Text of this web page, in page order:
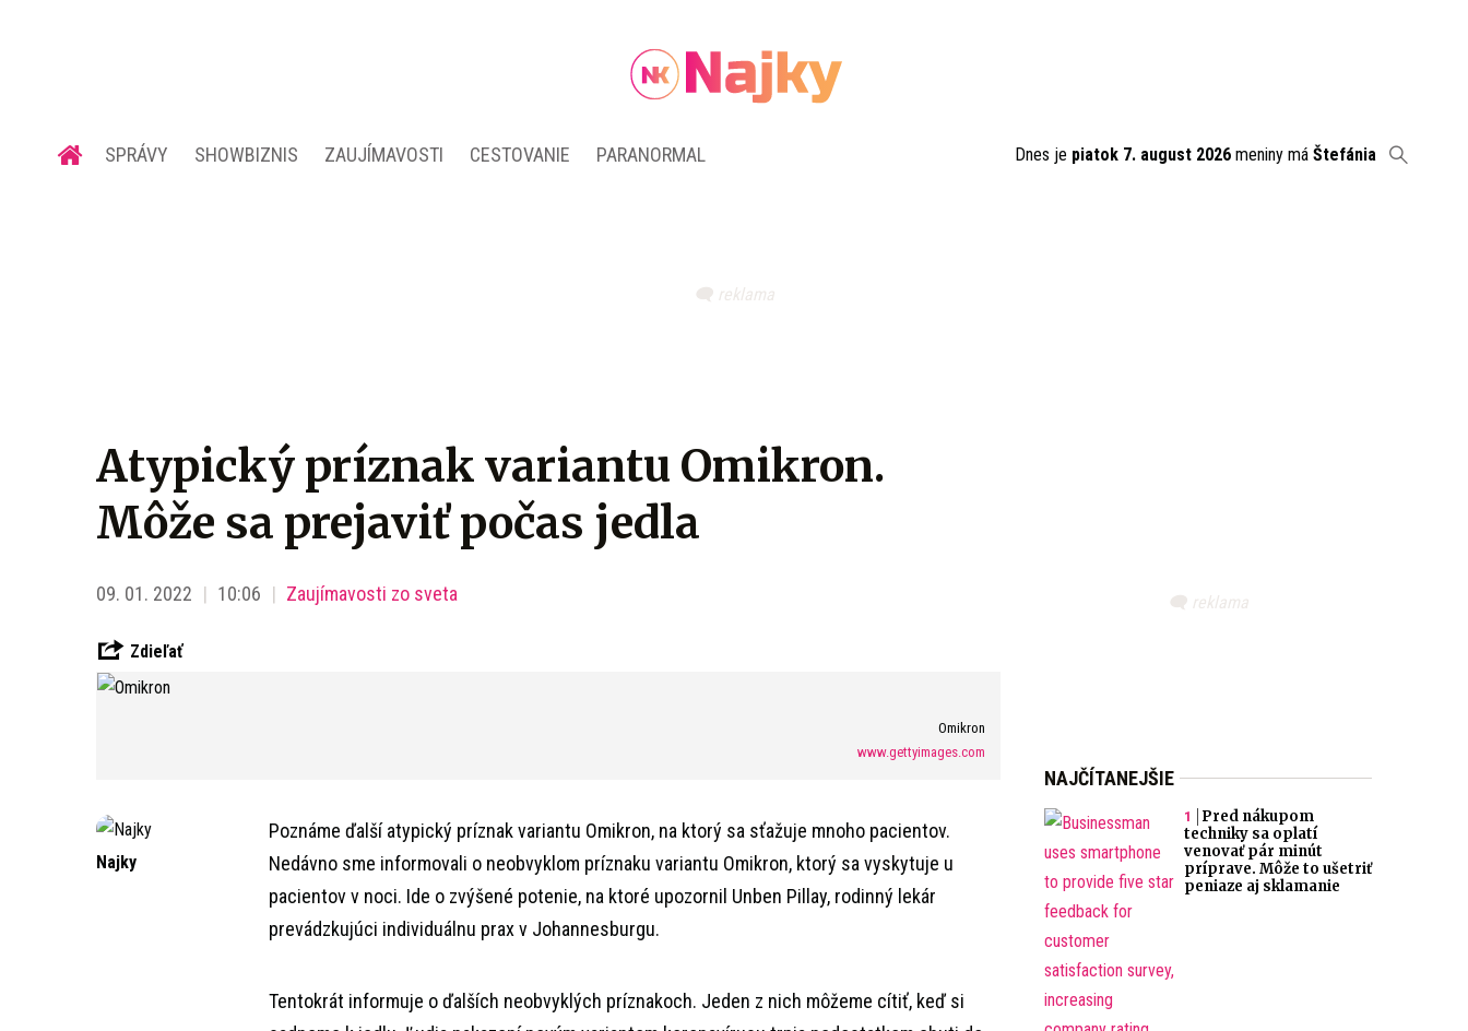
SPRÁVY SHOWBIZNIS ZAUJÍMAVOSTI CESTOVANIE PARANORMAL Dnes je piatok 7. august 2026 meniny má Štefánia
Atypický príznak variantu Omikron.
Môže sa prejaviť počas jedla
09. 01. 2022 10:06 Zaujímavosti zo sveta
Zdieľať
Omikron
www.gettyimages.com
Najky
Poznáme ďalší atypický príznak variantu Omikron, na ktorý sa sťažuje mnoho pacientov.
Nedávno sme informovali o neobvyklom príznaku variantu Omikron, ktorý sa vyskytuje u
pacientov v noci. Ide o zvýšené potenie, na ktoré upozornil Unben Pillay, rodinný lekár
prevádzkujúci individuálnu prax v Johannesburgu.
Tentokrát informuje o ďalších neobvyklých príznakoch. Jeden z nich môžeme cítiť, keď si
NAJČÍTANEJŠIE
Pred nákupom
techniky sa oplatí
venovať pár minút
príprave. Môže to ušetriť
peniaze aj sklamanie